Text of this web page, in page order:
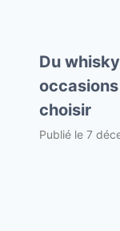
Du
choisir
Publié le 7